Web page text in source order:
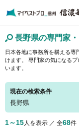
長野県の専門家
日本各地に事務所を構える専
けます。 専門家の気になる
います。
現在の検索条件
長野県
1～15人を表示 ／ 全68件